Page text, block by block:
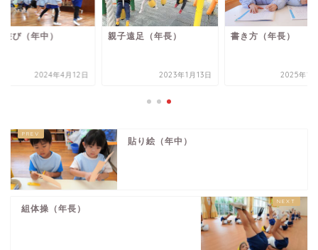
遊び（年中）
2024年4月12日
親子遠足（年長）
2023年1月13日
書き方（年長）
2025年12
貼り絵（年中）
組体操（年長）